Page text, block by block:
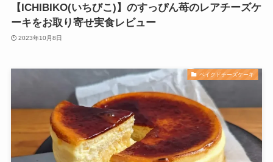
【ICHIBIKO(いちびこ)】のすっぴん苺のレアチーズケ
ーキをお取り寄せ実食レビュー
2023年10月8日
ベイクドチーズケーキ